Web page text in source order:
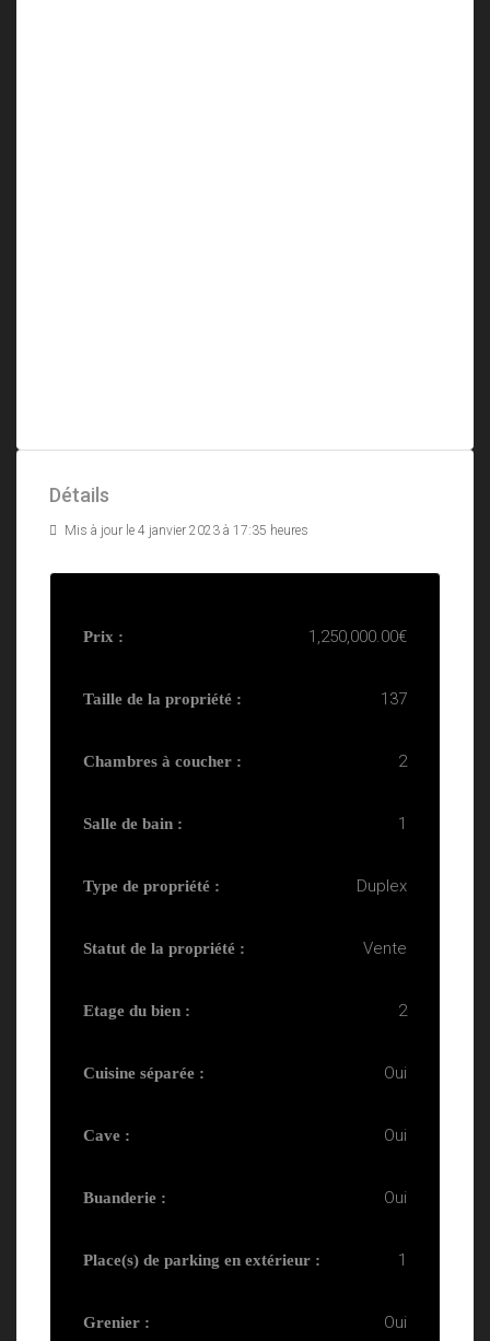
Détails
Mis à jour le 4 janvier 2023 à 17:35 heures
Prix : 1,250,000.00€
Taille de la propriété : 137
Chambres à coucher : 2
Salle de bain : 1
Type de propriété : Duplex
Statut de la propriété : Vente
Etage du bien : 2
Cuisine séparée : Oui
Cave : Oui
Buanderie : Oui
Place(s) de parking en extérieur : 1
Grenier : Oui